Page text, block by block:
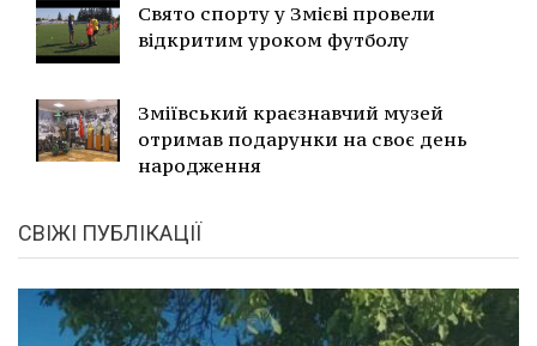
Свято спорту у Змієві провели
відкритим уроком футболу
Зміївський краєзнавчий музей
отримав подарунки на своє день
народження
СВІЖІ ПУБЛІКАЦІЇ